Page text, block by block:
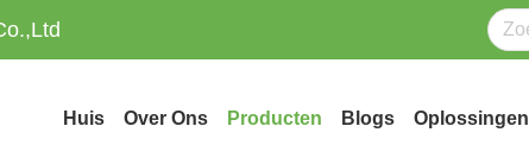
Huis Over Ons Producten Blogs Oplossingen